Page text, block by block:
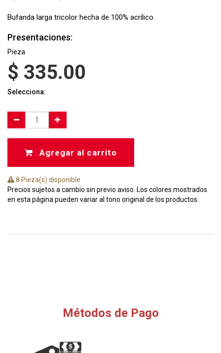
Bufanda larga tricolor hecha de 100% acrílico.
Presentaciones:
Pieza
$ 335.00
Selecciona:
Agregar al carrito
8 Pieza(s) disponible
Precios sujetos a cambio sin previo aviso. Los colores mostrados
en esta página pueden variar al tono original de los productos.
Métodos de Pago